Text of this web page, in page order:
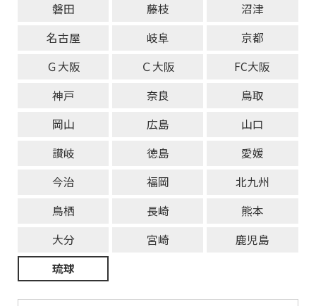
磐田
藤枝
沼津
名古屋
岐阜
京都
Ｇ大阪
Ｃ大阪
FC大阪
神戸
奈良
鳥取
岡山
広島
山口
讃岐
徳島
愛媛
今治
福岡
北九州
鳥栖
長崎
熊本
大分
宮崎
鹿児島
琉球